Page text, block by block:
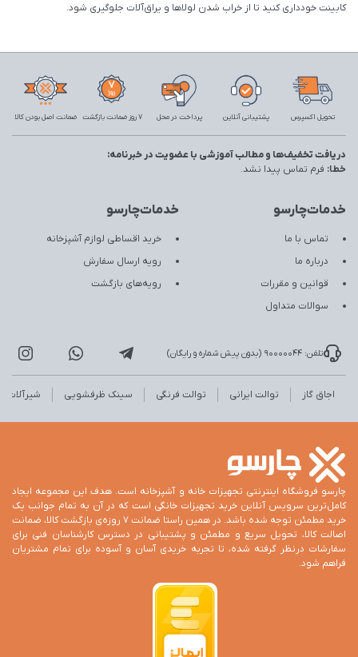
کابینت خودداری کنید تا از خراب شدن لولاها و یراق‌آلات جلوگیری شود.
تحویل اکسپرس پشتیبانی آنلاین پرداخت در محل 7 روز ضمانت بازگشت ضمانت اصل بودن کالا
خدمات‌چارسو
تماس با ما
درباره ما
قوانین و مقررات
سوالات متداول
خدمات‌چارسو
خرید اقساطی لوازم آشپزخانه
رویه ارسال سفارش
رویه‌های بازگشت
دریافت تخفیف‌ها و مطالب آموزشی با عضویت در خبرنامه:
خطا: فرم تماس پیدا نشد.
تلفن: 90000044 (بدون پیش شماره و رایگان)
اجاق گاز توالت ایرانی توالت فرنگی سینک ظرفشویی شیرآلات
چارسو فروشگاه اینترنتی تجهیزات خانه و آشپزخانه است. هدف این مجموعه ایجاد
کامل‌ترین سرویس آنلاین خرید تجهیزات خانگی است که در آن به تمام جوانب یک
خرید مطمئن توجه شده باشد. در همین راستا ضمانت 7 روزه‌ی بازگشت کالا، ضمانت
اصالت کالا، تحویل سریع و مطمئن و پشتیبانی در دسترس کارشناسان فنی برای
سفارشات درنظر گرفته شده، تا تجربه خریدی آسان و آسوده برای تمام مشتریان
فراهم شود.